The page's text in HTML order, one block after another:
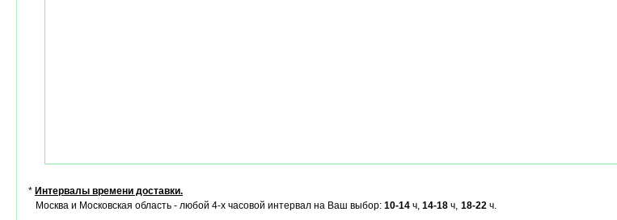
* Интервалы времени доставки.
Москва и Московская область - любой 4-х часовой интервал на Ваш выбор: 10-14 ч, 14-18 ч, 18-22 ч.